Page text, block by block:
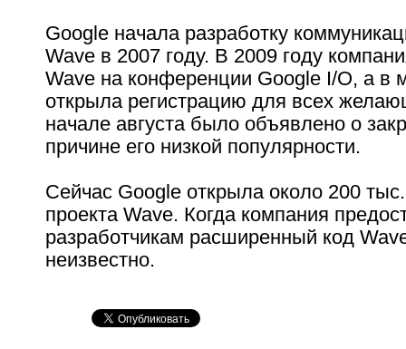
Google начала разработку
Wave в 2007 году. В 2009 году
Wave на конференции Google I/O, а в
открыла регистрацию для всех
начале августа было объявлено о
причине его низкой популярности.
Сейчас Google открыла около 200
проекта Wave. Когда компания
разработчикам расширенный код
неизвестно.